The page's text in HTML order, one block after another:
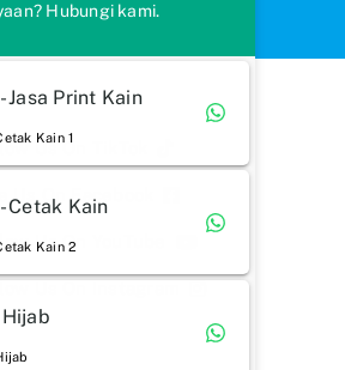
Us On TikTok
Us On Facebook
Us On YouTube
Hubungi kami.
Jasa Print Kain
Kain 1
Cetak Kain
Kain 2